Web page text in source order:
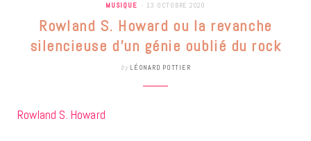
MUSIQUE 13 OCTOBRE 2020
Rowland S. Howard ou la revanche
silencieuse d’un génie oublié du rock
by LÉONARD POTTIER
Rowland S. Howard